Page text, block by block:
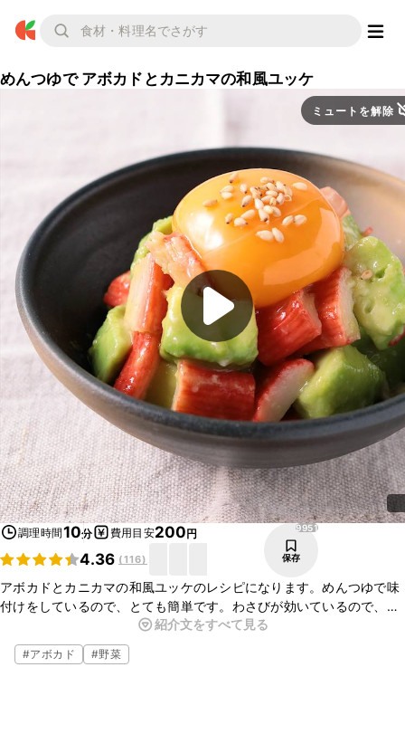
めんつゆで アボカドとカニカマの和風ユッケ
ミュートを解除
調理時間10分 費用目安200円
4.36 (116)
9951
保存
アボカドとカニカマの和風ユッケのレシピになります。めんつゆで味
付けをしているので、とても簡単です。わさびが効いているので、お
酒にも合いますし、何か一品加えたいというときにもおすすめです。
是非お試しください。
紹介文をすべて見る
#アボカド #野菜